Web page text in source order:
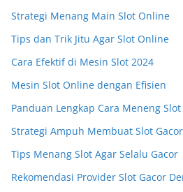
Strategi Menang Main Slot Online
Tips dan Trik Jitu Agar Slot Online
Cara Efektif di Mesin Slot 2024
Mesin Slot Online dengan Efisien
Panduan Lengkap Cara Meneng Slot
Strategi Ampuh Membuat Slot Gacor
Tips Menang Slot Agar Selalu Gacor
Rekomendasi Provider Slot Gacor